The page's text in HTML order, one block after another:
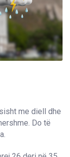
me diell dhe
Do të